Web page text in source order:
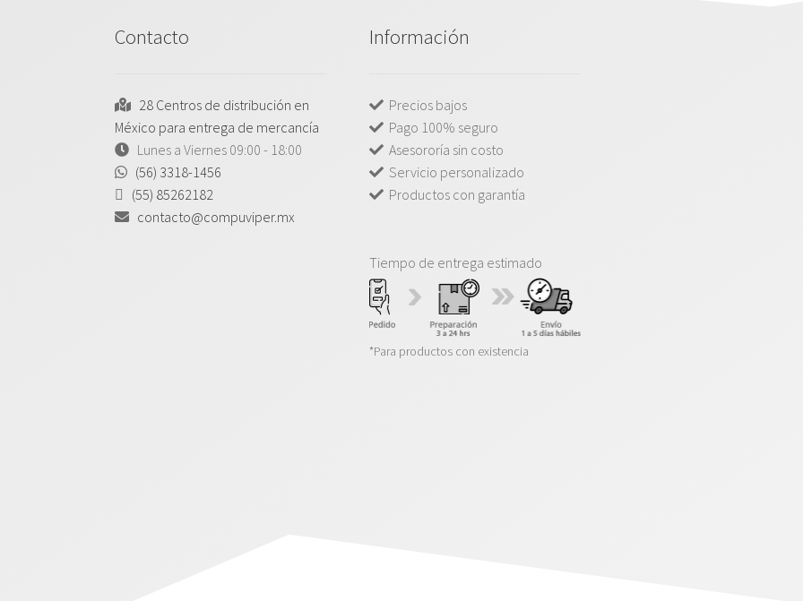
Contacto
28 Centros de distribución en
México para entrega de mercancía
Lunes a Viernes 09:00 - 18:00
(56) 3318-1456
(55) 85262182
contacto@compuviper.mx
Información
Precios bajos
Pago 100% seguro
Asesororía sin costo
Servicio personalizado
Productos con garantía
Tiempo de entrega estimado
*Para productos con existencia